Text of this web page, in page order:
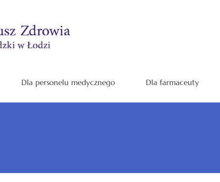
Dla personelu medycznego Dla farmaceuty